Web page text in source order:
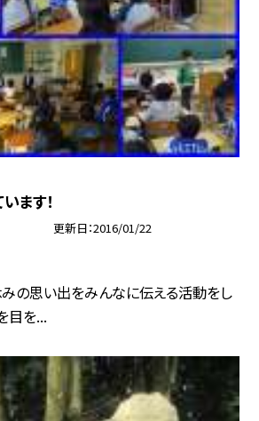
ます！
更新日 2016/01/22
みの思い出をみんなに伝える活動をし
目を...